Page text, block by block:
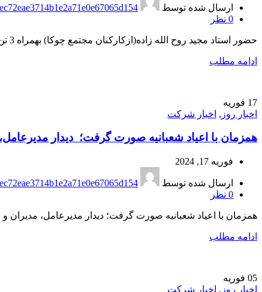
ارسال شده توسط
0 نظر
حضور استاد مجید روح الله زاده(ازکارکنان مجتمع چوکا) بهمراه 3 تن از رزمی کاران آکادمی ملی پوشان شهرستان رضوانشهر در مسابقات بین المللی ک...
ادامه مطلب
17 فوریه
اخبار روز , اخبار شرکت
همزمان با اعیاد شعبانیه صورت گرفت؛ دیدار
فوریه 17, 2024
ارسال شده توسط
0 نظر
همزمان با اعیاد شعبانیه صورت گرفت؛ دیدار مدیرعامل، مدیران
ادامه مطلب
05 فوریه
اخبار روز , اخبار شرکت